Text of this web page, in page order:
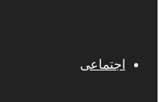
اجتماعی